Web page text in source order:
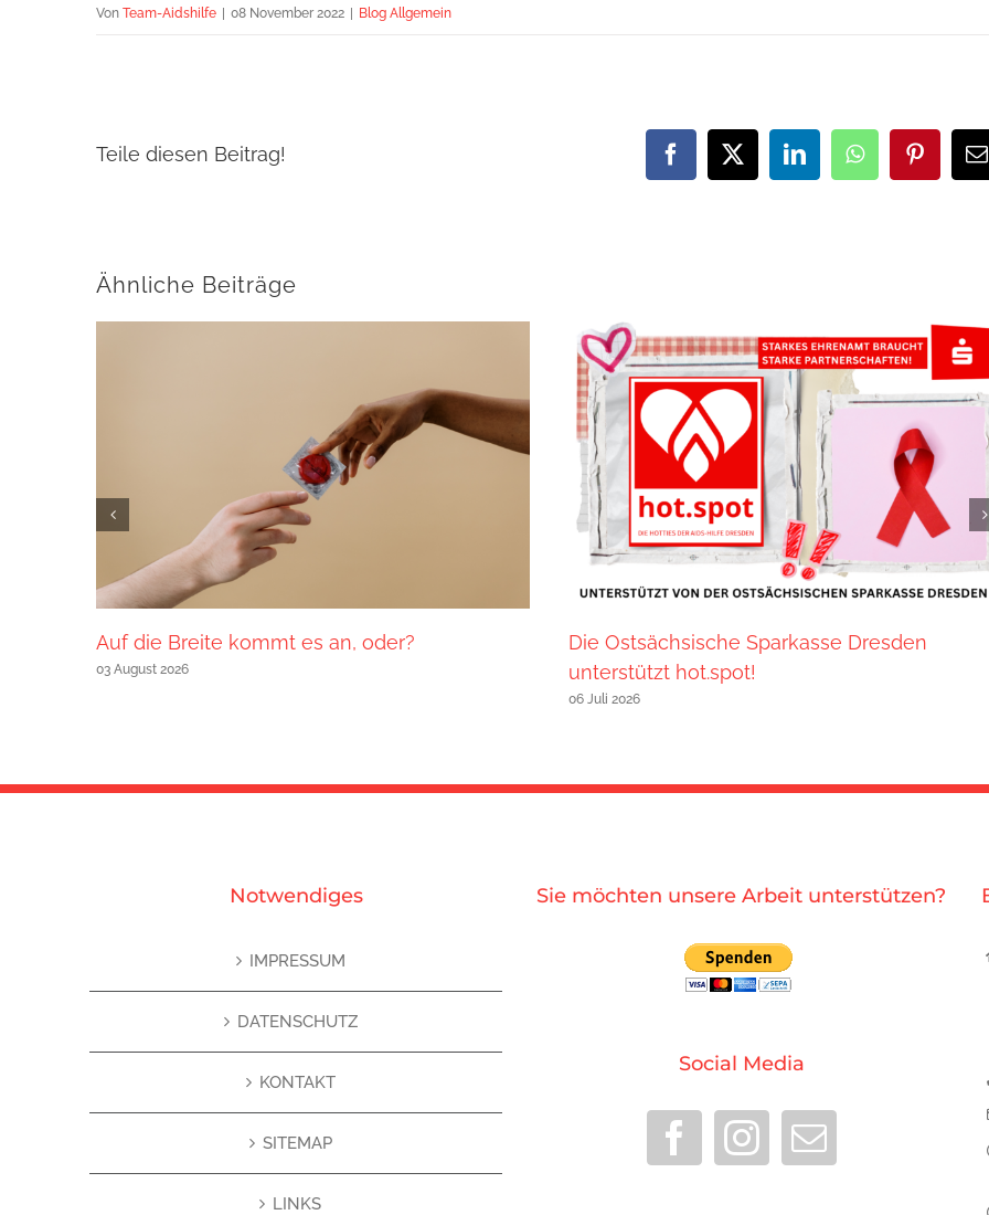
Von Team-Aidshilfe | 08 November 2022 | Blog Allgemein
Teile diesen Beitrag! Facebook
X LinkedInWhatsAppPinterest
E-
Ähnliche Beiträge
Auf die Breite kommt es an, oder?
03 August 2026
Die Ostsächsische Sparkasse Dresden
unterstützt hot.spot!
06 Juli 2026
Notwendiges
IMPRESSUM
DATENSCHUTZ
KONTAKT
SITEMAP
LINKS
Sie möchten unsere Arbeit unterstützen?
Social Media